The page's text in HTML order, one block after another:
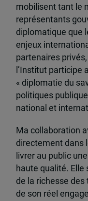
mobilisent tant le
représentants
diplomatique que
enjeux
partenaires
l’Institut participe
« diplomatie du
politiques
national et
Ma collaboration
directement dans
livrer au public
haute qualité. Elle
de la richesse
de son réel